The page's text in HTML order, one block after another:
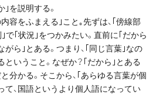
を説明する。
内容をふまえる｣こと｡先ずは、｢傍線部
で｢状況｣をつかみたい。直前に｢だから
ら｣とある。つまり、｢同じ言葉｣なの
ということ。なぜか？｢だから｣とある
分かる。そこから、｢あらゆる言葉が個
て、国語というより個人語になってい